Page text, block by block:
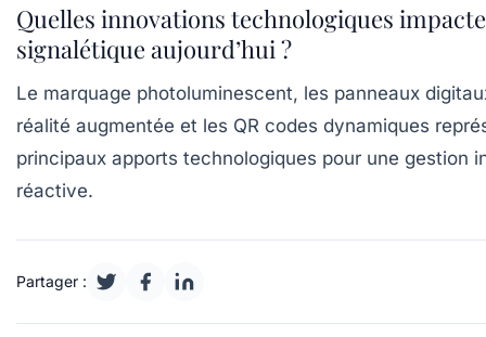
Quelles innovations technologiques
signalétique aujourd’hui ?
Le marquage photoluminescent, les panneaux
réalité augmentée et les QR codes dynamiques
principaux apports technologiques pour une gestion
réactive.
Partager :